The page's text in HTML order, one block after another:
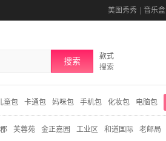
美图秀秀 音乐盒
搜索
款式
搜索
童包 卡通包 妈咪包 手机包 化妆包 电脑包
芙蓉苑 金正嘉园 工业区 和道国际 老邮局